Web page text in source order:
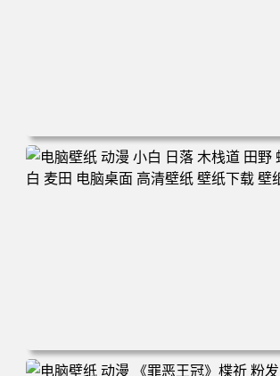
电脑壁纸 可爱动物 喵 喵星人 猫 猫咪 萌宠
纸 壁纸下载 壁纸大全
电脑壁纸 动漫 小白 日落 木栈道 田野 蜡笔小